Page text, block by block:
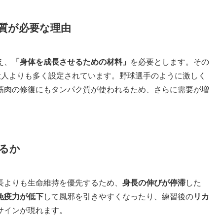
が必要な理由
「身体を成長させるための材料」
を必要とします。その
よりも多く設定されています。野球選手のように激しく
の修復にもタンパク質が使われるため、さらに需要が増
か
りも生命維持を優先するため、 身長の伸びが停滞した
疫力が低下して風邪を引きやすくなったり、練習後のリカ
ンが現れます。